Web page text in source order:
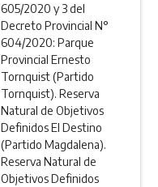
605/2020 y 3 del
Decreto Provincial N°
604/2020: Parque
Provincial Ernesto
Tornquist (Partido
Tornquist). Reserva
Natural de Objetivos
Definidos El Destino
(Partido Magdalena).
Reserva Natural de
Objetivos Definidos